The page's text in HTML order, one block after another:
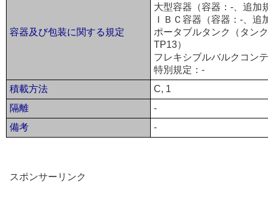
容器及び包装に関する規定
大型容器（容器：-、追加
ＩＢＣ容器（容器：-、追
ポータブルタンク（タン
TP13）
フレキシブルバルクコン
特別規定：-
積載方法
C, 1
隔離
-
備考
-
スポンサーリンク